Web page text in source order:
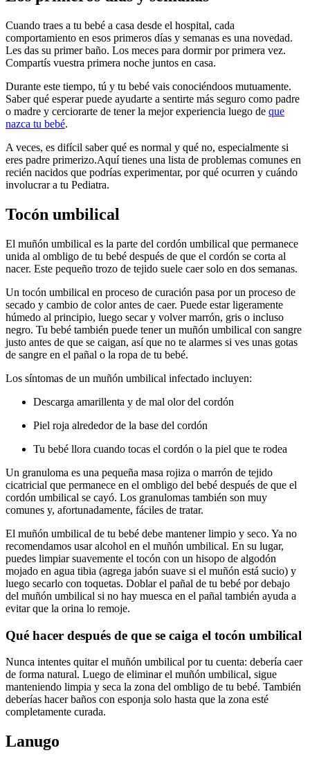
Cuando traes a tu bebé a casa desde el hospital, cada
comportamiento en esos primeros días y semanas es una novedad.
Les das su primer baño. Los meces para dormir por primera vez.
Compartís vuestra primera noche juntos en casa.
Durante este tiempo, tú y tu bebé vais conociéndoos mutuamente.
Saber qué esperar puede ayudarte a sentirte más seguro como padre
o madre y cerciorarte de tener la mejor experiencia luego de que
nazca tu bebé.
A veces, es difícil saber qué es normal y qué no, especialmente si
eres padre primerizo.Aquí tienes una lista de problemas comunes en
recién nacidos que podrías experimentar, por qué ocurren y cuándo
involucrar a tu Pediatra.
Tocón umbilical
El muñón umbilical es la parte del cordón umbilical que permanece
unida al ombligo de tu bebé después de que el cordón se corta al
nacer. Este pequeño trozo de tejido suele caer solo en dos semanas.
Un tocón umbilical en proceso de curación pasa por un proceso de
secado y cambio de color antes de caer. Puede estar ligeramente
húmedo al principio, luego secar y volver marrón, gris o incluso
negro. Tu bebé también puede tener un muñón umbilical con sangre
justo antes de que se caigan, así que no te alarmes si ves unas gotas
de sangre en el pañal o la ropa de tu bebé.
Los síntomas de un muñón umbilical infectado incluyen:
Descarga amarillenta y de mal olor del cordón
Piel roja alrededor de la base del cordón
Tu bebé llora cuando tocas el cordón o la piel que te rodea
Un granuloma es una pequeña masa rojiza o marrón de tejido
cicatricial que permanece en el ombligo del bebé después de que el
cordón umbilical se cayó. Los granulomas también son muy
comunes y, afortunadamente, fáciles de tratar.
El muñón umbilical de tu bebé debe mantener limpio y seco. Ya no
recomendamos usar alcohol en el muñón umbilical. En su lugar,
puedes limpiar suavemente el tocón con un hisopo de algodón
mojado en agua tibia (agrega jabón suave si el muñón está sucio) y
luego secarlo con toquetas. Doblar el pañal de tu bebé por debajo
del muñón umbilical si no hay muesca en el pañal también ayuda a
evitar que la orina lo remoje.
Qué hacer después de que se caiga el tocón umbilical
Nunca intentes quitar el muñón umbilical por tu cuenta: debería caer
de forma natural. Luego de eliminar el muñón umbilical, sigue
manteniendo limpia y seca la zona del ombligo de tu bebé. También
deberías hacer baños con esponja solo hasta que la zona esté
completamente curada.
Lanugo